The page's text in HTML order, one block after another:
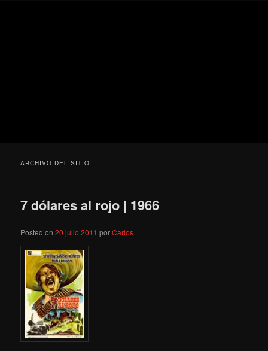
ARCHIVO DEL SITIO
7 dólares al rojo | 1966
Posted on20 julio 2011 porCarlos